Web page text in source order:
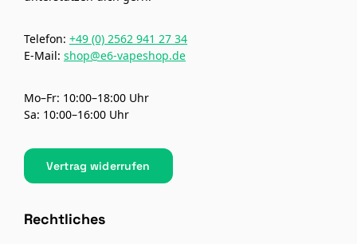
Telefon: +49 (0) 2562 941 27 34
E-Mail: shop@e6-vapeshop.de
Mo–Fr: 10:00–18:00 Uhr
Sa: 10:00–16:00 Uhr
Vertrag widerrufen
Rechtliches